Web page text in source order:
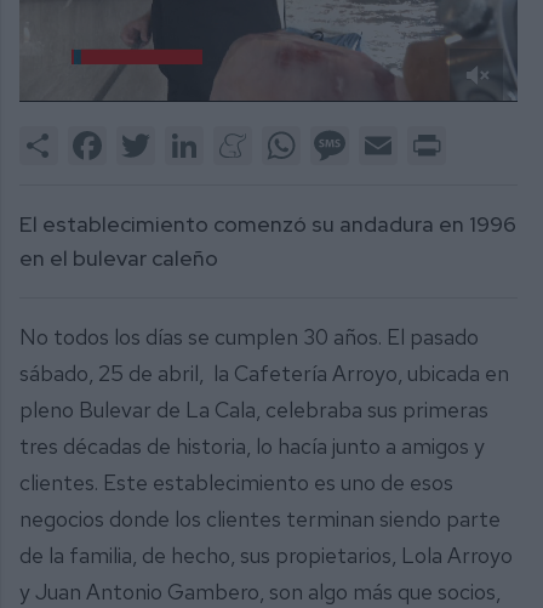
2
Share FacebookTwitter LinkedInMeneameWhatsAppMessage
Email
El establecimiento comenzó su andadura en 1996
en el bulevar caleño
No todos los días se cumplen 30 años. El pasado
sábado, 25 de abril, la Cafetería Arroyo, ubicada en
pleno Bulevar de La Cala, celebraba sus primeras
tres décadas de historia, lo hacía junto a amigos y
clientes. Este establecimiento es uno de esos
negocios donde los clientes terminan siendo parte
de la familia, de hecho, sus propietarios, Lola Arroyo
y Juan Antonio Gambero, son algo más que socios,